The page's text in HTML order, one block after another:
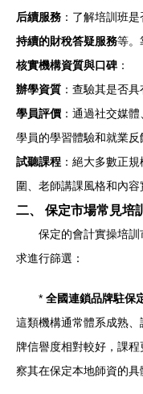
后續服務 ：了解培訓班
持續的財稅答疑服務等。
核實機構資質與口碑 ：
辦學資質 ：查驗其是否
學員評價 ：通過社交媒
學員的學習體驗和就業反
試聽課程 ：絕大多數正
圍、老師講課風格和內容
二、 保定市場常見培
保定的會計實操培
求進行篩選：
* 全國連鎖品牌駐保
這類機構通常體系成熟
牌信譽度相對較好，課
察其在保定本地師資的具